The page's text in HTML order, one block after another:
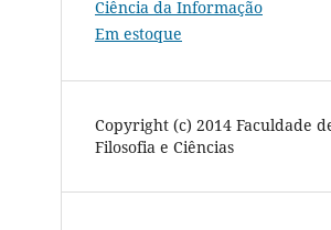
Ciência da Informação
Em estoque
Copyright (c) 2014 Faculdade
Filosofia e Ciências